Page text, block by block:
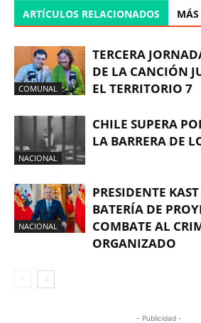
ARTÍCULOS RELACIONADOS
COMUNAL
TERCERA
DE LA CANCIÓN
EL TERRITORIO 7
NACIONAL
CHILE SUPERA
LA BARRERA DE
NACIONAL
PRESIDENTE
BATERÍA DE
COMBATE AL
ORGANIZADO
- Publicidad -